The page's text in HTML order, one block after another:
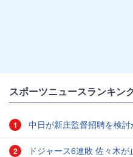
スポーツニュースランキン
1 中日が新庄監督招聘を検討
2 ドジャース6連敗 佐々木が